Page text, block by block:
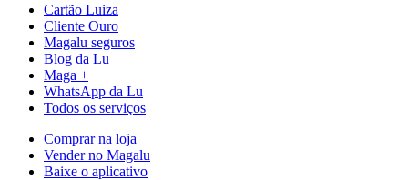
Cartão Luiza
Cliente Ouro
Magalu seguros
Blog da Lu
Maga +
WhatsApp da Lu
Todos os serviços
Comprar na loja
Vender no Magalu
Baixe o aplicativo